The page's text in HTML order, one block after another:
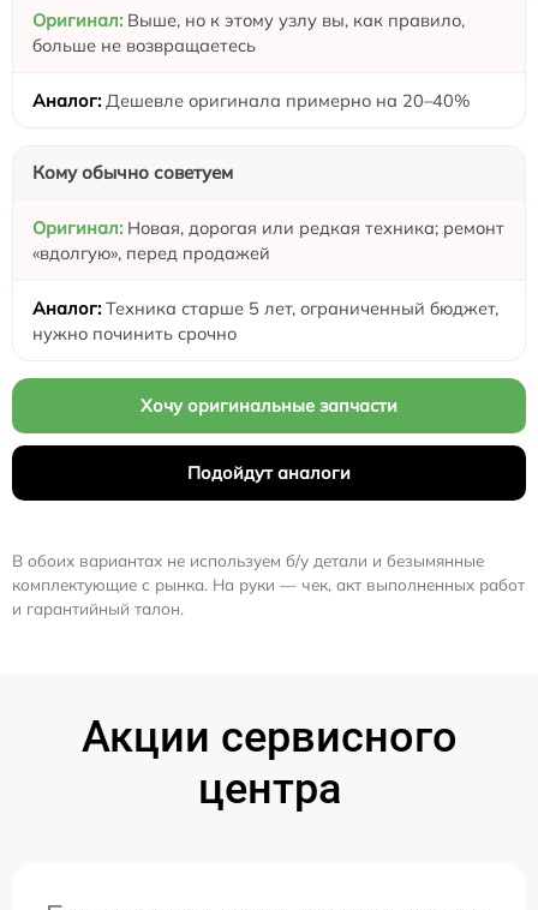
Выше, но к этому узлу вы, как правило,
больше не возвращаетесь
Дешевле оригинала примерно на 20–40%
Кому обычно советуем
Новая, дорогая или редкая техника; ремонт
«вдолгую», перед продажей
Техника старше 5 лет, ограниченный бюджет,
нужно починить срочно
Хочу оригинальные запчасти
Подойдут аналоги
В обоих вариантах не используем б/у детали и безымянные
комплектующие с рынка. На руки — чек, акт выполненных работ
и гарантийный талон.
Акции сервисного
центра